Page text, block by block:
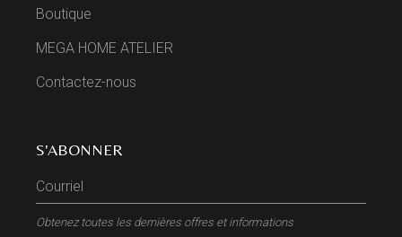
Boutique
MEGA HOME ATELIER
Contactez-nous
S'ABONNER
Obtenez toutes les dernières offres et informations